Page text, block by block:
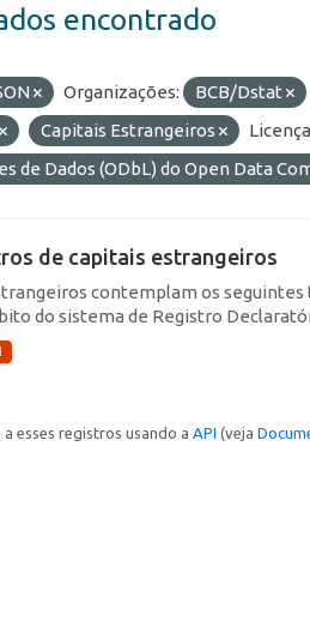
encontrado
Organizações:
BCB/Dstat
Capitais Estrangeiros
de Dados (ODbL) do Open Data
de capitais estrangeiros
contemplam os seguintes
do sistema de Registro
esses registros usando a API (veja